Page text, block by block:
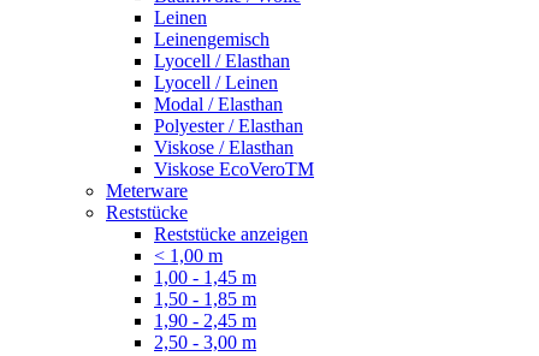
Leinen
Leinengemisch
Lyocell / Elasthan
Lyocell / Leinen
Modal / Elasthan
Polyester / Elasthan
Viskose / Elasthan
Viskose EcoVeroTM
Meterware
Reststücke
Reststücke anzeigen
< 1,00 m
1,00 - 1,45 m
1,50 - 1,85 m
1,90 - 2,45 m
2,50 - 3,00 m